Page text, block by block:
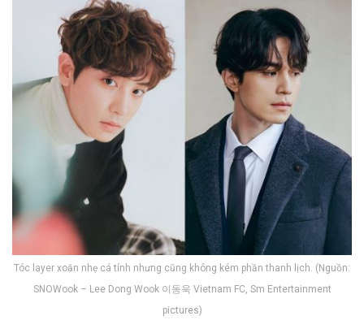
Tóc layer xoăn nhẹ cá tính nhưng cũng không kém phần thanh lịch. (Nguồn:
SNOWook – Lee Dong Wook 이동욱 Vietnam FC, Sm Entertainment
pictures)